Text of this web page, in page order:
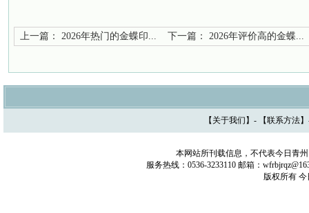
上一篇： 2026年热门的金蝶印... 下一篇： 2026年评价高的金蝶...
【 关于我们 】- 【联系方法
本网站所刊载信息，不代表今日青
服务热线：0536-3233110 邮箱：
版权所有 今